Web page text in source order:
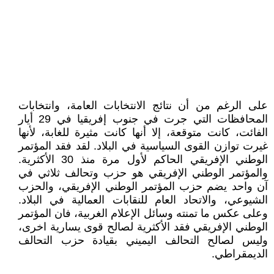
على الرغم من أن نتائج الانتخابات العامة، وانتخابات
المحافظات التي جرت في جنوب إفريقيا في 29 أيار
الفائت، كانت متوقعة، إلا أنها كانت مثيرة للغابة، لأنها
غيرت توازن القوى السياسية في البلاد. لقد فقد المؤتمر
الوطني الإفريقي الحاكم لأول مرة منذ 30 الأكثرية.
والمؤتمر الوطني الإفريقي هو حزب وتحالف ثلاثي في
آن واحد يضم حزب المؤتمر الوطني الإفريقي، والحزب
الشيوعي، والاتحاد العام للنقابات العمالية في البلاد.
وعلى عكس ما تمنته وسائل الإعلام الغربية، فان المؤتمر
الوطني الإفريقي فقد الأكثرية لصالح قوى يسارية اخرى،
وليس لصالح التحالف اليميني بقيادة حزب التحالف
الديمقراطي.